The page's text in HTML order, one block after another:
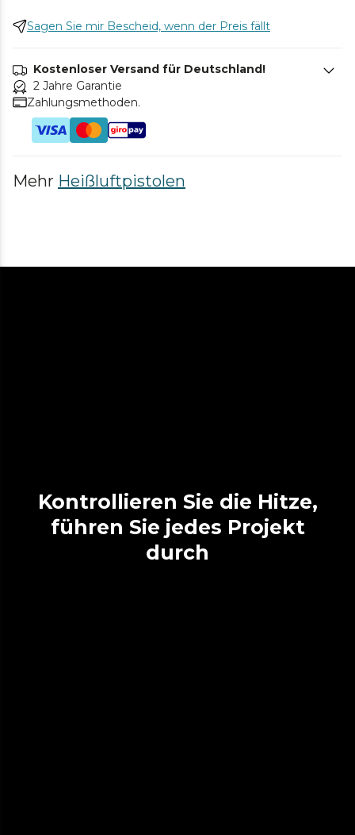
Sagen Sie mir Bescheid, wenn der Preis fällt
Kostenloser Versand für Deutschland!
2 Jahre Garantie
Zahlungsmethoden.
Mehr Heißluftpistolen
Kontrollieren Sie die Hitze,
führen Sie jedes Projekt
durch